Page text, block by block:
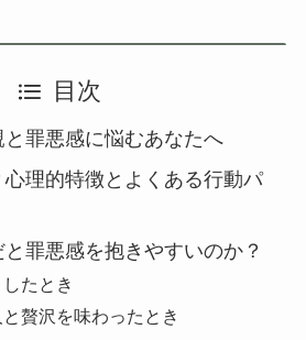
目次
罪悪感に悩むあなたへ
心理的特徴とよくある行動パ
罪悪感を抱きやすいのか？
たとき
贅沢を味わったとき